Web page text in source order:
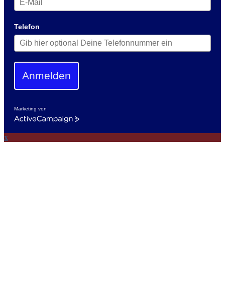
Telefon
Anmelden
Marketing von
ActiveCampaign
x